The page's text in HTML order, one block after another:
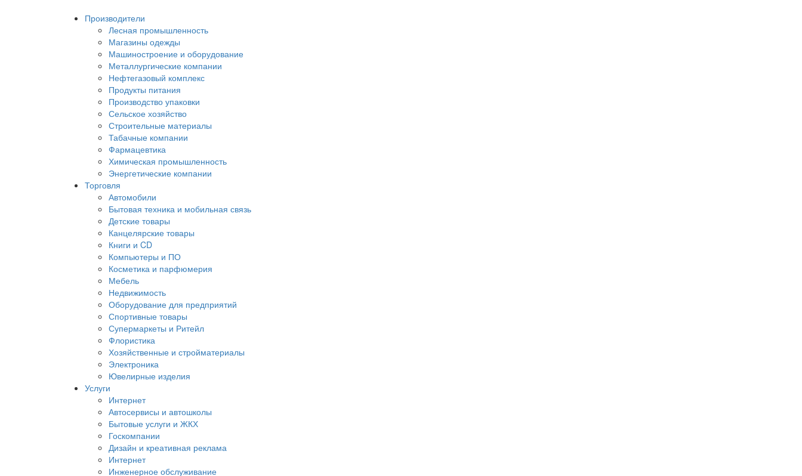
Производители
Лесная промышленность
Магазины одежды
Машиностроение и оборудование
Металлургические компании
Нефтегазовый комплекс
Продукты питания
Производство упаковки
Сельское хозяйство
Строительные материалы
Табачные компании
Фармацевтика
Химическая промышленность
Энергетические компании
Торговля
Автомобили
Бытовая техника и мобильная связь
Детские товары
Канцелярские товары
Книги и CD
Компьютеры и ПО
Косметика и парфюмерия
Мебель
Недвижимость
Оборудование для предприятий
Спортивные товары
Супермаркеты и Ритейл
Флористика
Хозяйственные и стройматериалы
Электроника
Ювелирные изделия
Услуги
Интернет
Автосервисы и автошколы
Бытовые услуги и ЖКХ
Госкомпании
Дизайн и креативная реклама
Интернет
Инженерное обслуживание